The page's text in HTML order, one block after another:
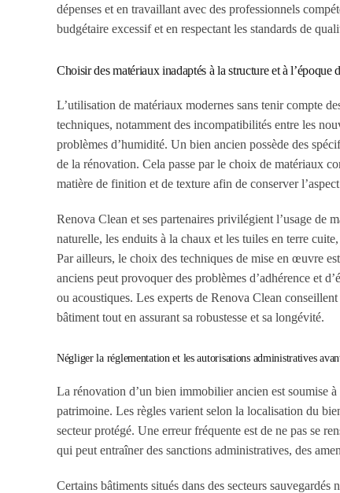
dépenses et en travaillant avec des professionnels
budgétaire excessif et en respectant les standards de
Choisir des matériaux inadaptés à la structure et à
L’utilisation de matériaux modernes sans tenir compte
techniques, notamment des incompatibilités entre les
problèmes d’humidité. Un bien ancien possède des
de la rénovation. Cela passe par le choix de matériaux
matière de finition et de texture afin de conserver
Renova Clean et ses partenaires privilégient l’usage de
naturelle, les enduits à la chaux et les tuiles en terre
Par ailleurs, le choix des techniques de mise en œuvre
anciens peut provoquer des problèmes d’adhérence et
ou acoustiques. Les experts de Renova Clean
bâtiment tout en assurant sa robustesse et sa longévité.
Négliger la réglementation et les autorisations administratives
La rénovation d’un bien immobilier ancien est soumise
patrimoine. Les règles varient selon la localisation du
secteur protégé. Une erreur fréquente est de ne pas se
qui peut entraîner des sanctions administratives, des
Certains bâtiments situés dans des secteurs